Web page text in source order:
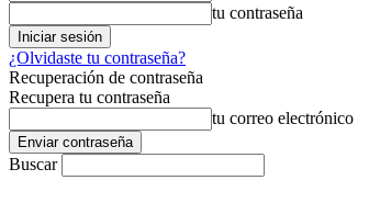
tu contraseña
¿Olvidaste tu contraseña?
Recuperación de contraseña
Recupera tu contraseña
tu correo electrónico
Buscar